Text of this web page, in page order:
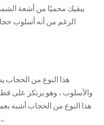
يبقيك محميًا من أشعة
الرغم من أنه أسلوب
هذا النوع من
والأسلوب ، وهو يرتكز على
هذا النوع من الحجاب أشبه
، لكن من السهل ارتداؤه ويبدو رائعًا.